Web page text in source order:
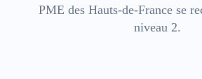
PME des Hauts-de-France se
niveau 2.